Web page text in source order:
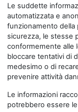
Le suddette
automatizzata e
funzionamento della
sicurezza, le stesse
conformemente alle
bloccare tentativi di
medesimo o di
prevenire attività
Le informazioni
potrebbero essere